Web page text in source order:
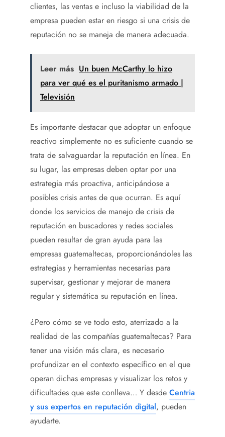
clientes, las ventas e incluso la viabilidad de la
empresa pueden estar en riesgo si una crisis de
reputación no se maneja de manera adecuada.
Leer más Un buen McCarthy lo hizo
para ver qué es el puritanismo armado |
Televisión
Es importante destacar que adoptar un enfoque
reactivo simplemente no es suficiente cuando se
trata de salvaguardar la reputación en línea. En
su lugar, las empresas deben optar por una
estrategia más proactiva, anticipándose a
posibles crisis antes de que ocurran. Es aquí
donde los servicios de manejo de crisis de
reputación en buscadores y redes sociales
pueden resultar de gran ayuda para las
empresas guatemaltecas, proporcionándoles las
estrategias y herramientas necesarias para
supervisar, gestionar y mejorar de manera
regular y sistemática su reputación en línea.
¿Pero cómo se ve todo esto, aterrizado a la
realidad de las compañías guatemaltecas? Para
tener una visión más clara, es necesario
profundizar en el contexto específico en el que
operan dichas empresas y visualizar los retos y
dificultades que este conlleva… Y desde Centria
y sus expertos en reputación digital, pueden
ayudarte.